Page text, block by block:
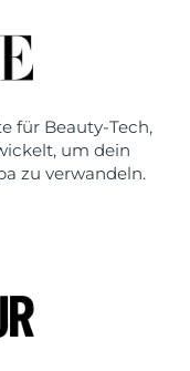
für Beauty-Tech,
um dein
zu verwandeln.